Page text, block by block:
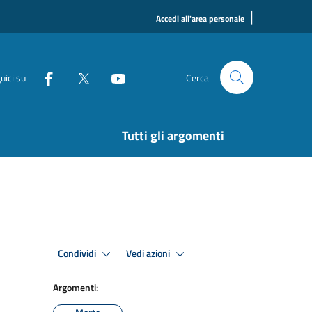
Accedi all'area personale |
su Cerca
Tutti gli argomenti
Condividi Vedi azioni
Argomenti: